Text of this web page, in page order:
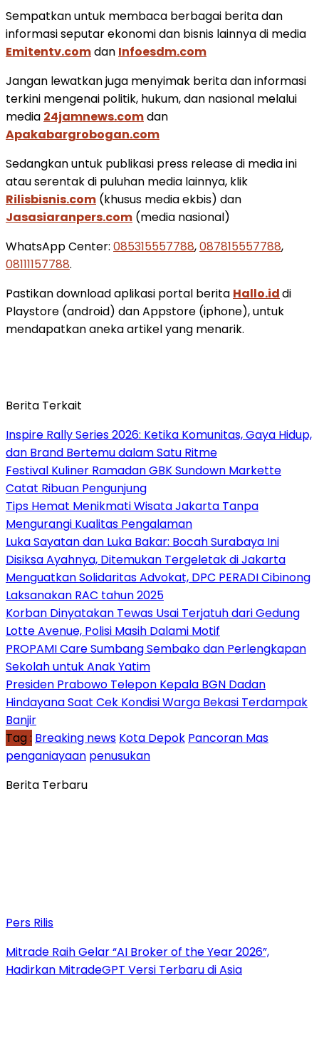
Sempatkan untuk membaca berbagai berita dan
informasi seputar ekonomi dan bisnis lainnya di media
Emitentv.comdan Infoesdm.com
Jangan lewatkan juga menyimak berita dan informasi
terkini mengenai politik, hukum, dan nasional melalui
media 24jamnews.comdan
Apakabargrobogan.com
Sedangkan untuk publikasi press release di media ini
atau serentak di puluhan media lainnya, klik
Rilisbisnis.com (khusus media ekbis) dan
Jasasiaranpers.com (media nasional)
WhatsApp Center: 085315557788,087815557788,
08111157788.
Pastikan download aplikasi portal berita Hallo.iddi
Playstore (android) dan Appstore (iphone), untuk
mendapatkan aneka artikel yang menarik.
Berita Terkait
Inspire Rally Series 2026: Ketika Komunitas, Gaya Hidup,
dan Brand Bertemu dalam Satu Ritme
Festival Kuliner Ramadan GBK Sundown Markette
Catat Ribuan Pengunjung
Tips Hemat Menikmati Wisata Jakarta Tanpa
Mengurangi Kualitas Pengalaman
Luka Sayatan dan Luka Bakar: Bocah Surabaya Ini
Disiksa Ayahnya, Ditemukan Tergeletak di Jakarta
Menguatkan Solidaritas Advokat, DPC PERADI Cibinong
Laksanakan RAC tahun 2025
Korban Dinyatakan Tewas Usai Terjatuh dari Gedung
Lotte Avenue, Polisi Masih Dalami Motif
PROPAMI Care Sumbang Sembako dan Perlengkapan
Sekolah untuk Anak Yatim
Presiden Prabowo Telepon Kepala BGN Dadan
Hindayana Saat Cek Kondisi Warga Bekasi Terdampak
Banjir
Tag : Breaking news Kota Depok Pancoran Mas
penganiayaan penusukan
Berita Terbaru
Pers Rilis
Mitrade Raih Gelar “AI Broker of the Year 2026”,
Hadirkan MitradeGPT Versi Terbaru di Asia